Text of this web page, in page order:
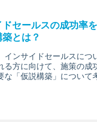
ドセールスの成功率
とは？
インサイドセールスにつ
る方に向けて、施策の成
な「仮説構築」について